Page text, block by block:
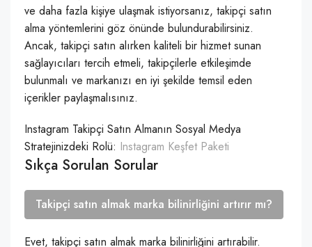
ve daha fazla kişiye ulaşmak istiyorsanız, takipçi satın
alma yöntemlerini göz önünde bulundurabilirsiniz.
Ancak, takipçi satın alırken kaliteli bir hizmet sunan
sağlayıcıları tercih etmeli, takipçilerle etkileşimde
bulunmalı ve markanızı en iyi şekilde temsil eden
içerikler paylaşmalısınız.
Instagram Takipçi Satın Almanın Sosyal Medya
Stratejinizdeki Rolü: Instagram Keşfet Paketi
Sıkça Sorulan Sorular
Takipçi satın almak marka bilinirliğini artırır mı?
Evet, takipçi satın almak marka bilinirliğini artırabilir.